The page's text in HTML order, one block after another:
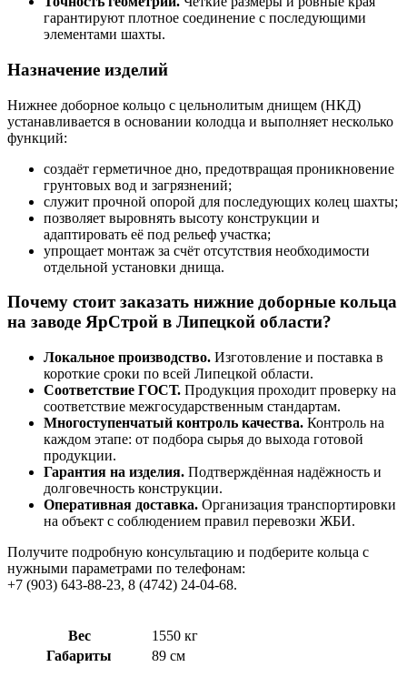
гарантируют плотное соединение с последующими
элементами шахты.
Назначение изделий
Нижнее доборное кольцо с цельнолитым днищем (НКД)
устанавливается в основании колодца и выполняет несколько
функций:
создаёт герметичное дно, предотвращая проникновение
грунтовых вод и загрязнений;
служит прочной опорой для последующих колец шахты;
позволяет выровнять высоту конструкции и
адаптировать её под рельеф участка;
упрощает монтаж за счёт отсутствия необходимости
отдельной установки днища.
Почему стоит заказать нижние доборные кольца
на заводе ЯрСтрой в Липецкой области?
Локальное производство. Изготовление и поставка в
короткие сроки по всей Липецкой области.
Соответствие ГОСТ. Продукция проходит проверку на
соответствие межгосударственным стандартам.
Многоступенчатый контроль качества. Контроль на
каждом этапе: от подбора сырья до выхода готовой
продукции.
Гарантия на изделия. Подтверждённая надёжность и
долговечность конструкции.
Оперативная доставка. Организация транспортировки
на объект с соблюдением правил перевозки ЖБИ.
Получите подробную консультацию и подберите кольца с
нужными параметрами по телефонам:
+7 (903) 643‑88‑23, 8 (4742) 24‑04‑68.
Вес
1550 кг
Габариты
89 см